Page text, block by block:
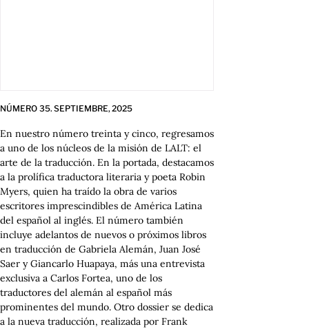
NÚMERO 35. SEPTIEMBRE, 2025
En nuestro número treinta y cinco, regresamos
a uno de los núcleos de la misión de LALT: el
arte de la traducción. En la portada, destacamos
a la prolífica traductora literaria y poeta Robin
Myers, quien ha traído la obra de varios
escritores imprescindibles de América Latina
del español al inglés. El número también
incluye adelantos de nuevos o próximos libros
en traducción de Gabriela Alemán, Juan José
Saer y Giancarlo Huapaya, más una entrevista
exclusiva a Carlos Fortea, uno de los
traductores del alemán al español más
prominentes del mundo. Otro dossier se dedica
a la nueva traducción, realizada por Frank